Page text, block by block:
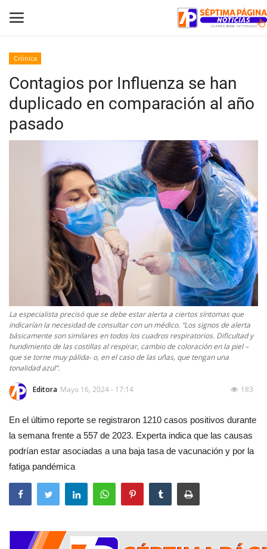
Inicio
Crónica
Policial
Tribunales
Espectáculos
Crónica
Contagios por Influenza se han
duplicado en comparación al año
pasado
La especialista precisó que se debe estar alerta a ciertos síntomas que
indicarían la necesidad de consultar con un médico. “Los signos de alerta
básicamente son similares en todos los cuadros respiratorios. Dificultad y
hundimiento de las costillas al respirar, cambio de coloración en la piel –
que se torne muy pálida- o, en el caso de las uñas, que tengan una
tonalidad azul”.
Editora Mayo 16, 2024 - 17:14 183
En el último reporte se registraron 1210 casos positivos durante
la semana frente a 557 de 2023. Experta indica que las causas
podrían estar asociadas a una baja tasa de vacunación y por la
fatiga pandémica